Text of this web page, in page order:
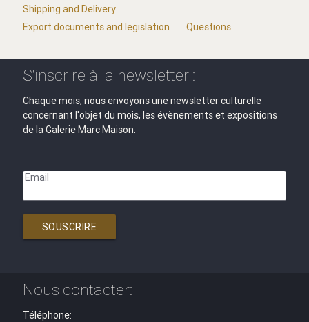
Shipping and Delivery
Export documents and legislation
Questions
S'inscrire à la newsletter :
Chaque mois, nous envoyons une newsletter culturelle
concernant l'objet du mois, les évènements et expositions
de la Galerie Marc Maison.
Email
SOUSCRIRE
Nous contacter:
Téléphone: